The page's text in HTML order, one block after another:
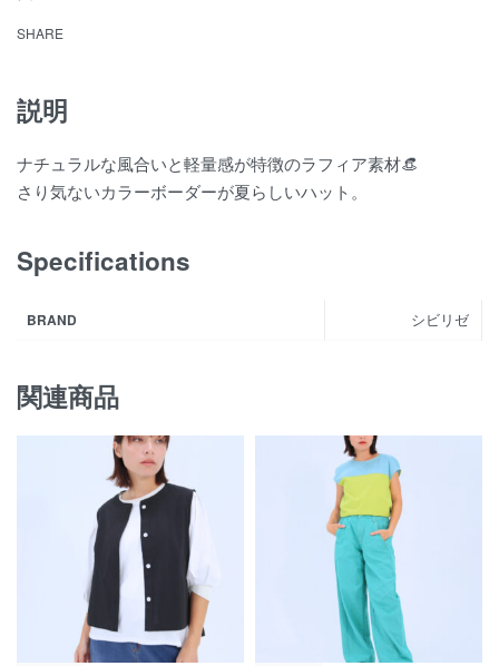
SHARE
説明
ナチュラルな風合いと軽量感が特徴のラフィア素材👒
さり気ないカラーボーダーが夏らしいハット。
Specifications
BRAND シビリゼ
関連商品